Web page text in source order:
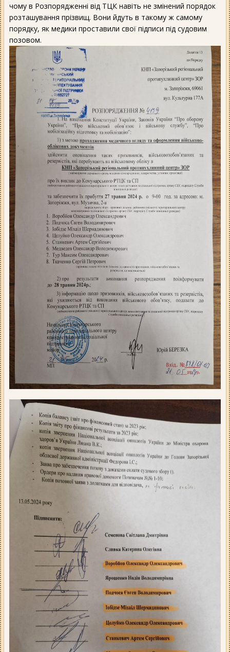
чому в Розпорядженні від ТЦК навіть не змінений порядок
розташування прізвищ. Вони йдуть в такому ж самому
порядку, як медики проставили свої підписи під судовим
позовом.